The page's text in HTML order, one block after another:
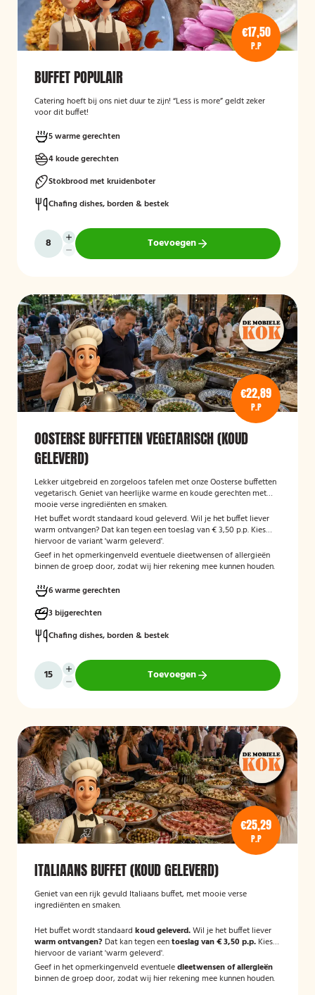
€17,50
P.P
BUFFET POPULAIR
Catering hoeft bij ons niet duur te zijn! “Less is more” geldt zeker
voor dit buffet!
5 warme gerechten
4 koude gerechten
Stokbrood met kruidenboter
Chafing dishes, borden & bestek
Toevoegen
€22,89
P.P
OOSTERSE BUFFETTEN VEGETARISCH (KOUD
GELEVERD)
Lekker uitgebreid en zorgeloos tafelen met onze Oosterse buffetten
vegetarisch. Geniet van heerlijke warme en koude gerechten met
mooie verse ingrediënten en smaken.
Het buffet wordt standaard koud geleverd. Wil je het buffet liever
warm ontvangen? Dat kan tegen een toeslag van € 3,50 p.p. Kies
hiervoor de variant 'warm geleverd'.
Geef in het opmerkingenveld eventuele dieetwensen of allergieën
binnen de groep door, zodat wij hier rekening mee kunnen houden.
6 warme gerechten
3 bijgerechten
Chafing dishes, borden & bestek
Toevoegen
€25,29
P.P
ITALIAANS BUFFET (KOUD GELEVERD)
Geniet van een rijk gevuld Italiaans buffet, met mooie verse
ingrediënten en smaken.
Het buffet wordt standaard koud geleverd.Wil je het buffet liever
warm ontvangen? Dat kan tegen eentoeslag van € 3,50 p.p. Kies
hiervoor de variant 'warm geleverd'.
Geef in het opmerkingenveld eventueledieetwensen of allergieën
binnen de groep door, zodat wij hier rekening mee kunnen houden.